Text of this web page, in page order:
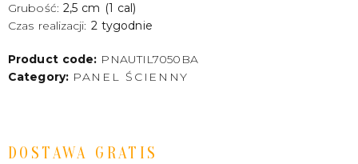
Grubość: 2,5 cm (1 cal)
Czas realizacji: 2 tygodnie
Product code: PNAUTIL7050BA
Category: PANEL ŚCIENNY
DOSTAWA GRATIS